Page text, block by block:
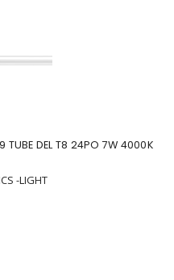
TUBE DEL T8 24PO 7W 4000K
-LIGHT